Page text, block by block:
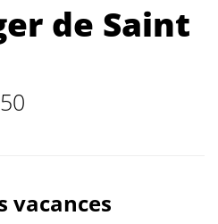
de Saint
vacances